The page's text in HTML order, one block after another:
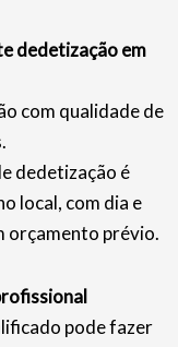
dedetização em
com qualidade de
dedetização é
local, com dia e
orçamento prévio.
pode fazer